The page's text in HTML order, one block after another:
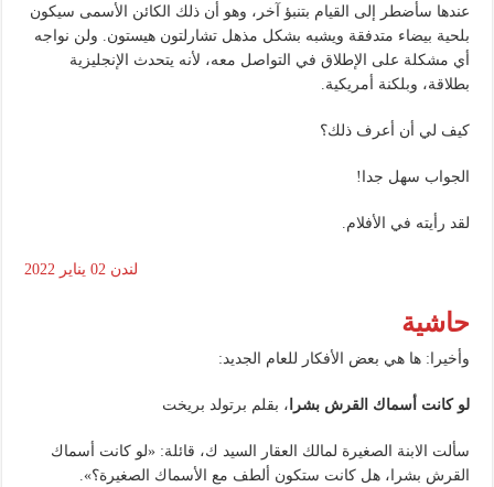
عندها سأضطر إلى القيام بتنبؤ آخر، وهو أن ذلك الكائن الأسمى سيكون
بلحية بيضاء متدفقة ويشبه بشكل مذهل تشارلتون هيستون. ولن نواجه
أي مشكلة على الإطلاق في التواصل معه، لأنه يتحدث الإنجليزية
بطلاقة، وبلكنة أمريكية.
كيف لي أن أعرف ذلك؟
الجواب سهل جدا!
لقد رأيته في الأفلام.
لندن 02 يناير 2022
حاشية
وأخيرا: ها هي بعض الأفكار للعام الجديد:
لو كانت أسماك القرش بشرا ، بقلم برتولد بريخت
سألت الابنة الصغيرة لمالك العقار السيد ك، قائلة: «لو كانت أسماك
القرش بشرا، هل كانت ستكون ألطف مع الأسماك الصغيرة؟».